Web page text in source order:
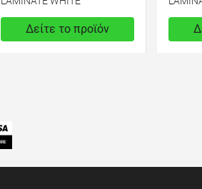
Δείτε το προϊόν